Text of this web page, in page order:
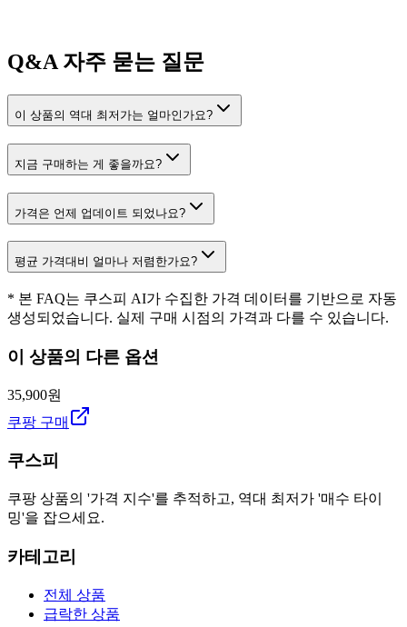
Q&A자주 묻는 질문
이 상품의 역대 최저가는 얼마인가요?
지금 구매하는 게 좋을까요?
가격은 언제 업데이트 되었나요?
평균 가격대비 얼마나 저렴한가요?
* 본 FAQ는 쿠스피 AI가 수집한 가격 데이터를 기반으로 자동
생성되었습니다. 실제 구매 시점의 가격과 다를 수 있습니다.
이 상품의 다른 옵션
35,900원
쿠팡 구매
쿠스피
쿠팡 상품의 '가격 지수'를 추적하고, 역대 최저가 '매수 타이
밍'을 잡으세요.
카테고리
전체 상품
급락한 상품